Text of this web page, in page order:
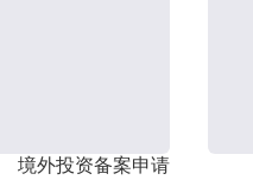
境外投资备案申请